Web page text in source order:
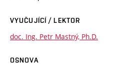
VYUČUJÍCÍ / LEKTOR
doc. Ing. Petr Mastný, Ph.D.
OSNOVA